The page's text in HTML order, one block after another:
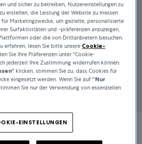
und sicher zu betreiben, Nutzereinstellungen zu
erstellen, die Leistung der Website zu messen
Marketingzwecke, um gezielte, personalisierte
Surfaktivitäten und -präferenzen anzuzeigen,
oder die von Drittanbietern besuchen.
erfahren, lesen Sie bitte unsere Cookie-
Sie Ihre Präferenzen unter "Cookie-
jederzeit Ihre Zustimmung widerrufen können.
klicken, stimmen Sie zu, dass Cookies für
eingesetzt werden. Wenn Sie auf “Nur
Sie nur der Verwendung von essenziellen
EINSTELLUNGEN